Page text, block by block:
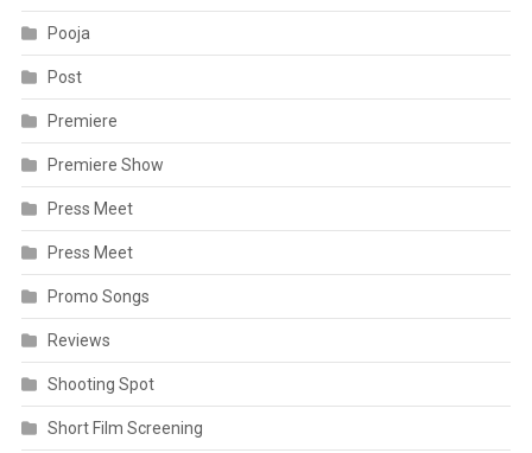
Pooja
Post
Premiere
Premiere Show
Press Meet
Press Meet
Promo Songs
Reviews
Shooting Spot
Short Film Screening